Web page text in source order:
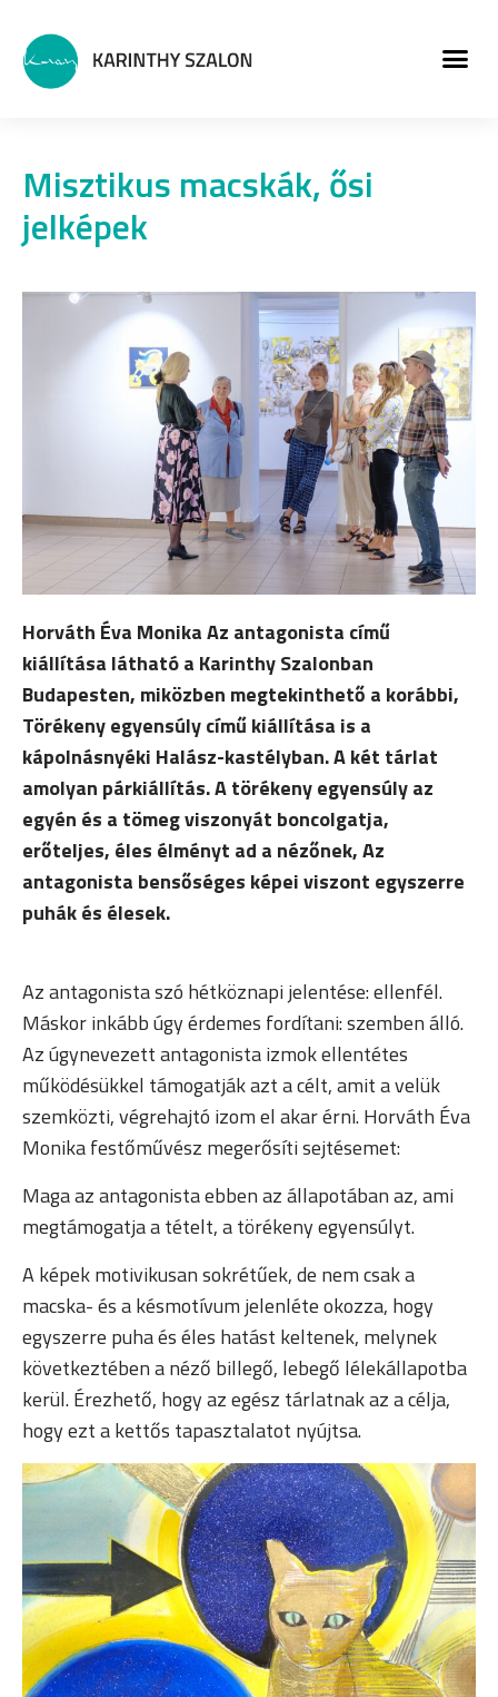
Misztikus macskák, ősi
jelképek
Horváth Éva Monika Az antagonista című
kiállítása látható a Karinthy Szalonban
Budapesten, miközben megtekinthető a korábbi,
Törékeny egyensúly című kiállítása is a
kápolnásnyéki Halász-kastélyban. A két tárlat
amolyan párkiállítás. A törékeny egyensúly az
egyén és a tömeg viszonyát boncolgatja,
erőteljes, éles élményt ad a nézőnek, Az
antagonista bensőséges képei viszont egyszerre
puhák és élesek.
Az antagonista szó hétköznapi jelentése: ellenfél.
Máskor inkább úgy érdemes fordítani: szemben álló.
Az úgynevezett antagonista izmok ellentétes
működésükkel támogatják azt a célt, amit a velük
szemközti, végrehajtó izom el akar érni. Horváth Éva
Monika festőművész megerősíti sejtésemet:
Maga az antagonista ebben az állapotában az, ami
megtámogatja a tételt, a törékeny egyensúlyt.
A képek motivikusan sokrétűek, de nem csak a
macska- és a késmotívum jelenléte okozza, hogy
egyszerre puha és éles hatást keltenek, melynek
következtében a néző billegő, lebegő lélekállapotba
kerül. Érezhető, hogy az egész tárlatnak az a célja,
hogy ezt a kettős tapasztalatot nyújtsa.